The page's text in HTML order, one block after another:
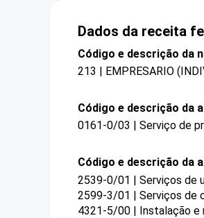
Dados da receita
Código e descrição da
213 | EMPRESARIO
Código e descrição da
0161-0/03 | Serviço de
Código e descrição da
2539-0/01 | Serviços de
2599-3/01 | Serviços de
4321-5/00 | Instalação e